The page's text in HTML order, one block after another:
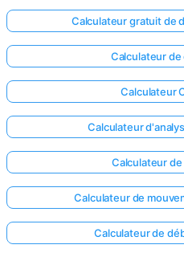
Calculateur gratuit de
Calculateur
Calculateur
Calculateur
Calculateur
Calculateur de
Calculateur de